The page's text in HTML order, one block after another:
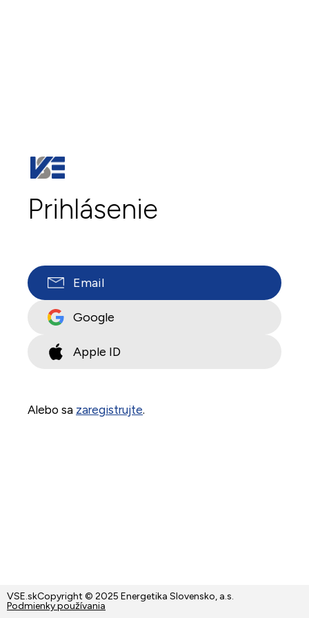
Prihlásenie
Email
Google
Apple ID
Alebo sa zaregistrujte.
VSE.skCopyright © 2025 Energetika Slovensko, a.s.
Podmienky používania